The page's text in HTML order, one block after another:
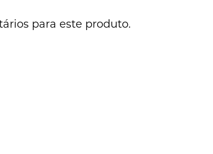
para este produto.